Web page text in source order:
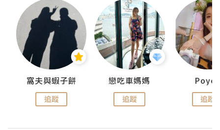
窩夫與蝦子餅
追蹤
戀吃車媽媽
追蹤 追蹤